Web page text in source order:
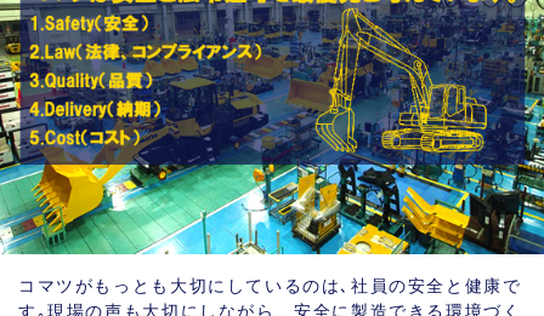
コマツがもっとも大切にしているのは､社員の安全と健康で
す｡現場の声も大切にしながら、安全に製造できる環境づく